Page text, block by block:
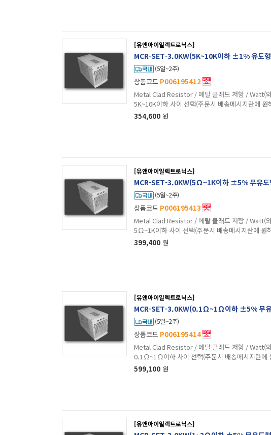
[유앤아이일렉트로닉스]
MCR-SET-3.0KW(5K~10K이하 ±1% 유도
(5일~2주)
상품코드 P006195412
Metal Clad Resistor / 메탈 클래드 저항 / Watt(와트):3.0KW / 오
5K~10K이하 사이 선택(주문시 배송메시지란에
354,600 원
[유앤아이일렉트로닉스]
MCR-SET-3.0KW(5Ω~1K이하 ±5% 무유도
(5일~2주)
상품코드 P006195413
Metal Clad Resistor / 메탈 클래드 저항 / Watt(와트):3.0KW / 오차
5Ω~1K이하 사이 선택(주문시 배송메시지란에 원
399,400 원
[유앤아이일렉트로닉스]
MCR-SET-3.0KW(0.1Ω~1Ω이하 ±5% 무
(5일~2주)
상품코드 P006195414
Metal Clad Resistor / 메탈 클래드 저항 / Watt(와트):3.0KW / 오차
0.1Ω~1Ω이하 사이 선택(주문시 배송메시지란에
599,100 원
[유앤아이일렉트로닉스]